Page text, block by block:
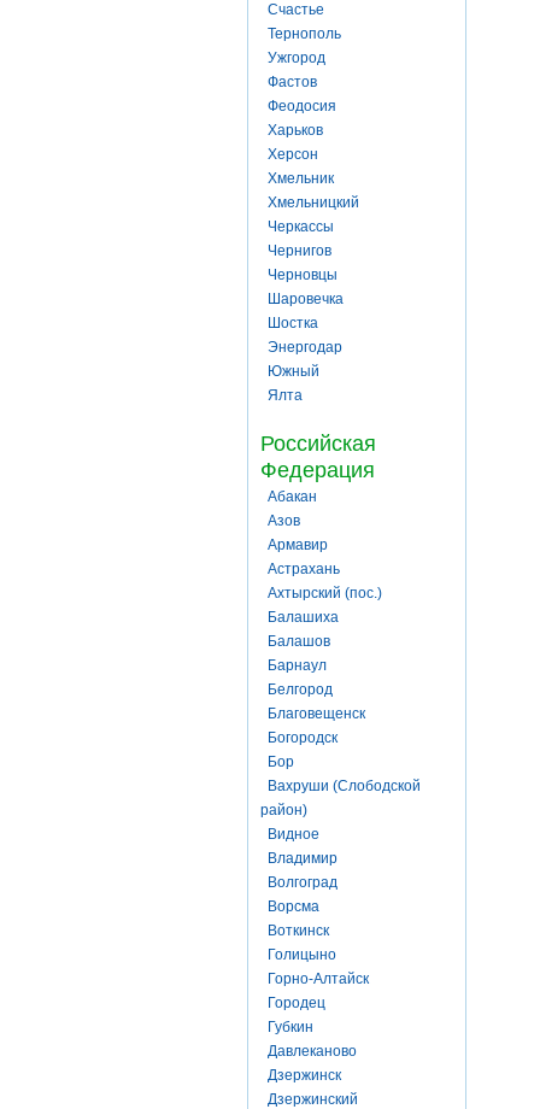
Счастье
Тернополь
Ужгород
Фастов
Феодосия
Харьков
Херсон
Хмельник
Хмельницкий
Черкассы
Чернигов
Черновцы
Шаровечка
Шостка
Энергодар
Южный
Ялта
Российская
Федерация
Абакан
Азов
Армавир
Астрахань
Ахтырский (пос.)
Балашиха
Балашов
Барнаул
Белгород
Благовещенск
Богородск
Бор
Вахруши (Слободской
район)
Видное
Владимир
Волгоград
Ворсма
Воткинск
Голицыно
Горно-Алтайск
Городец
Губкин
Давлеканово
Дзержинск
Дзержинский